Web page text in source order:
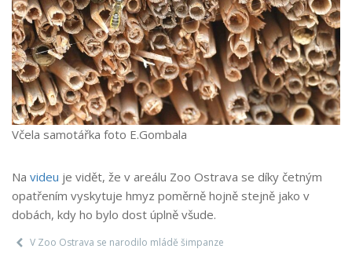
Včela samotářka foto E.Gombala
Na videu je vidět, že v areálu Zoo Ostrava se díky četným
opatřením vyskytuje hmyz poměrně hojně stejně jako v
dobách, kdy ho bylo dost úplně všude.
V Zoo Ostrava se narodilo mládě šimpanze